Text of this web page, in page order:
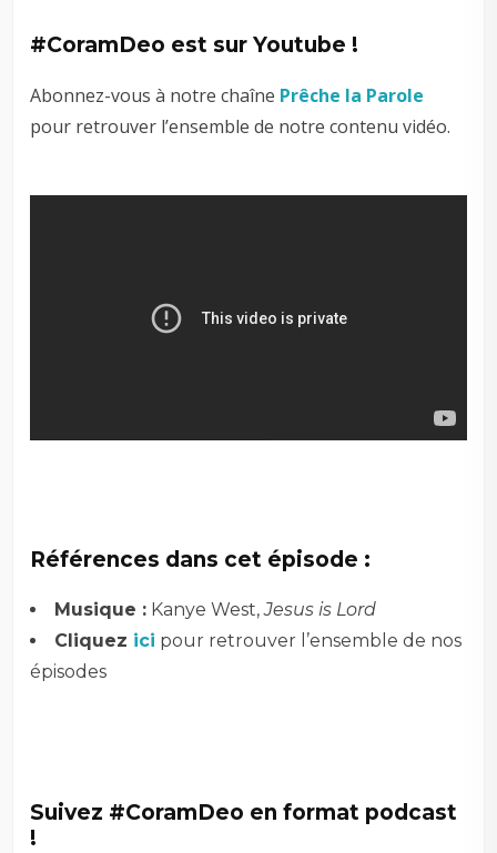
#CoramDeo est sur Youtube !
Abonnez-vous à notre chaîne Prêche la Parole
pour retrouver l’ensemble de notre contenu vidéo.
Références dans cet épisode :
Musique : Kanye West,Jesus is Lord
Cliquez ici pour retrouver l’ensemble de nos
épisodes
Suivez #CoramDeo en format podcast
!